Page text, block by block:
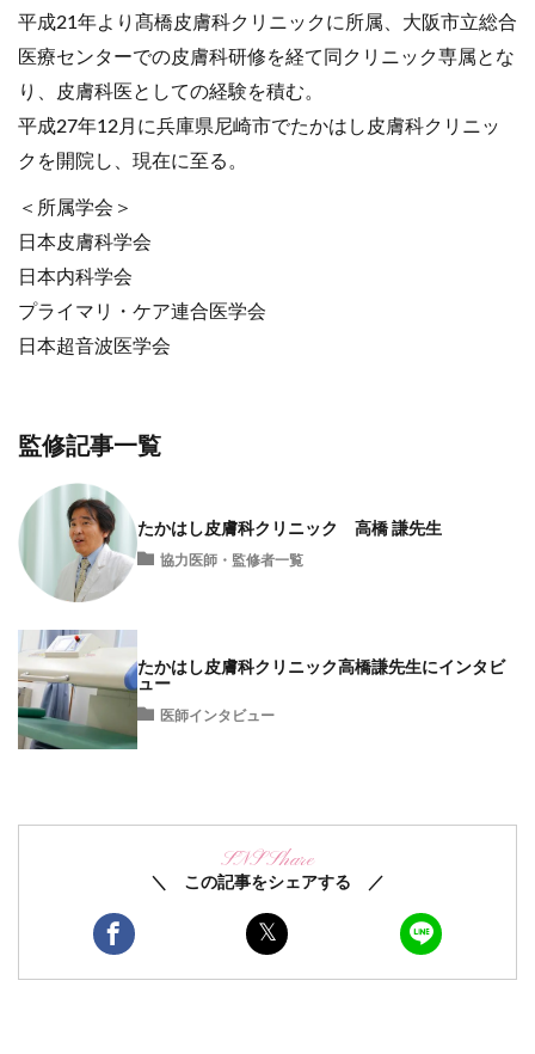
平成21年より髙橋皮膚科クリニックに所属、大阪市立総合
医療センターでの皮膚科研修を経て同クリニック専属とな
り、皮膚科医としての経験を積む。
平成27年12月に兵庫県尼崎市でたかはし皮膚科クリニッ
クを開院し、現在に至る。
＜所属学会＞
日本皮膚科学会
日本内科学会
プライマリ・ケア連合医学会
日本超音波医学会
監修記事一覧
たかはし皮膚科クリニック 高橋 謙先生
協力医師・監修者一覧
たかはし皮膚科クリニック高橋謙先生にインタビ
ュー
医師インタビュー
SNS Share
＼ この記事をシェアする ／